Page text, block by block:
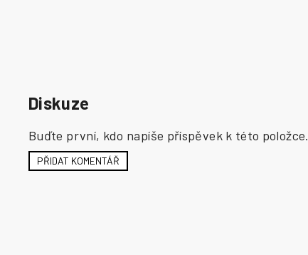
Diskuze
Buďte první, kdo napíše příspěvek k této položce.
PŘIDAT KOMENTÁŘ